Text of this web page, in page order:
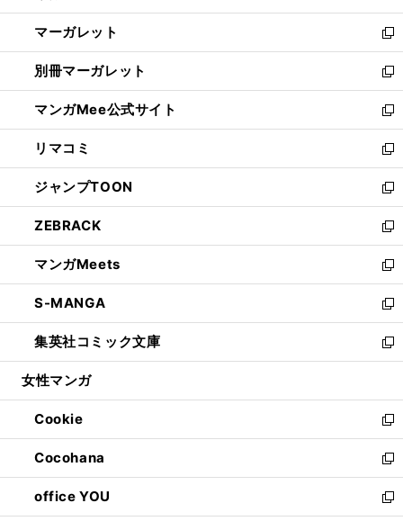
開
く
ウ
で
開
く
ン
ド
ウ
で
開
く
し
い
ウ
ィ
ン
ド
ウ
で
開
く
マーガレット
新
し
い
ウ
ィ
ン
ド
ウ
で
開
く
別冊マーガレット
新
し
い
ウ
ィ
ン
ド
ウ
で
開
く
マンガMee公式サイト
新
し
い
ウ
ィ
ン
ド
ウ
で
開
く
リマコミ
新
し
い
ウ
ィ
ン
ド
ウ
で
開
く
ジャンプTOON
新
し
い
ウ
ィ
ン
ド
ウ
で
開
ZEBRACK
新
し
い
ウ
ィ
ン
ド
ウ
開
く
マンガMeets
新
し
い
ウ
ィ
ン
ウ
で
開
く
S-MANGA
新
し
い
ウ
ン
ド
ウ
で
開
く
集英社コミック文庫
新
し
ウ
ィ
ン
ド
ウ
で
開
女性マンガ
Cookie
新
し
い
ウ
ィ
ン
Cocohana
新
し
い
office YOU
新